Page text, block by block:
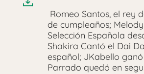
Romeo Santos, el rey
de cumpleaños;
Selección Española
Shakira Cantó el Dai
español; JKabello
Parrado quedó en